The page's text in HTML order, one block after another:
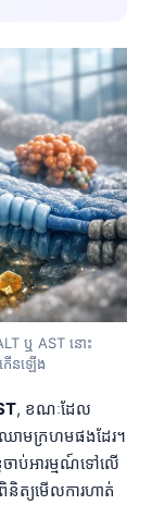
ឬ AST នោះ
ើនឡើង
, ខណៈដែល
ាមក្រហមផងដែរ។
ាប់អារម្មណ៍ទៅលើ
និត្យមើលការហាត់